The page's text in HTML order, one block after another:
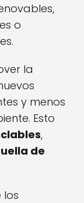
o
la
y menos
Esto
,
de